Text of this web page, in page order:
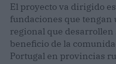
El proyecto va dirigido
fundaciones que tengan
regional que desarrollen
beneficio de la
Portugal en provincias